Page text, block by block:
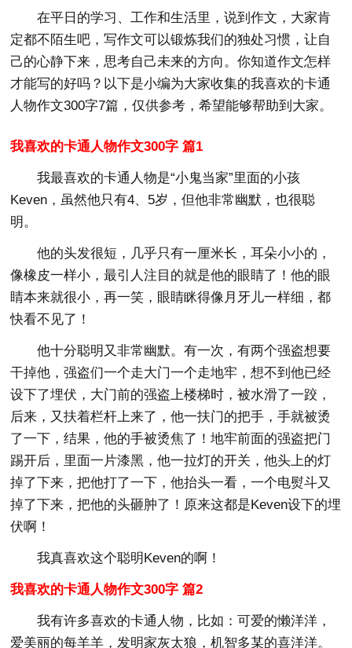
在平日的学习、工作和生活里，说到作文，大家肯
定都不陌生吧，写作文可以锻炼我们的独处习惯，让自
己的心静下来，思考自己未来的方向。你知道作文怎样
才能写的好吗？以下是小编为大家收集的我喜欢的卡通
人物作文300字7篇，仅供参考，希望能够帮助到大家。
我喜欢的卡通人物作文300字 篇1
我最喜欢的卡通人物是“小鬼当家”里面的小孩
Keven，虽然他只有4、5岁，但他非常幽默，也很聪
明。
他的头发很短，几乎只有一厘米长，耳朵小小的，
像橡皮一样小，最引人注目的就是他的眼睛了！他的眼
睛本来就很小，再一笑，眼睛眯得像月牙儿一样细，都
快看不见了！
他十分聪明又非常幽默。有一次，有两个强盗想要
干掉他，强盗们一个走大门一个走地牢，想不到他已经
设下了埋伏，大门前的强盗上楼梯时，被水滑了一跤，
后来，又扶着栏杆上来了，他一扶门的把手，手就被烫
了一下，结果，他的手被烫焦了！地牢前面的强盗把门
踢开后，里面一片漆黑，他一拉灯的开关，他头上的灯
掉了下来，把他打了一下，他抬头一看，一个电熨斗又
掉了下来，把他的头砸肿了！原来这都是Keven设下的埋
伏啊！
我真喜欢这个聪明Keven的啊！
我喜欢的卡通人物作文300字 篇2
我有许多喜欢的卡通人物，比如：可爱的懒洋洋，
爱美丽的每羊羊，发明家灰太狼，机智多某的喜洋洋。